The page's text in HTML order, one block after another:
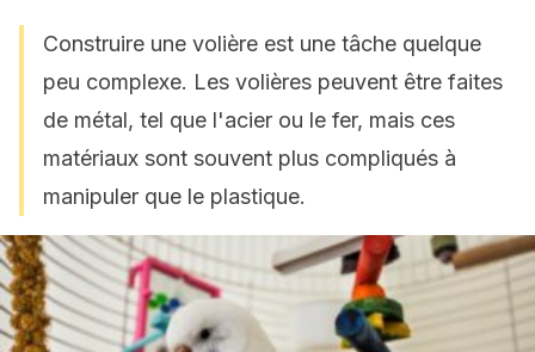
Construire une volière est une tâche quelque
peu complexe. Les volières peuvent être faites
de métal, tel que l'acier ou le fer, mais ces
matériaux sont souvent plus compliqués à
manipuler que le plastique.